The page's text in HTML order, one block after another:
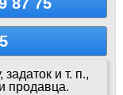
и т. п.,
продавца.